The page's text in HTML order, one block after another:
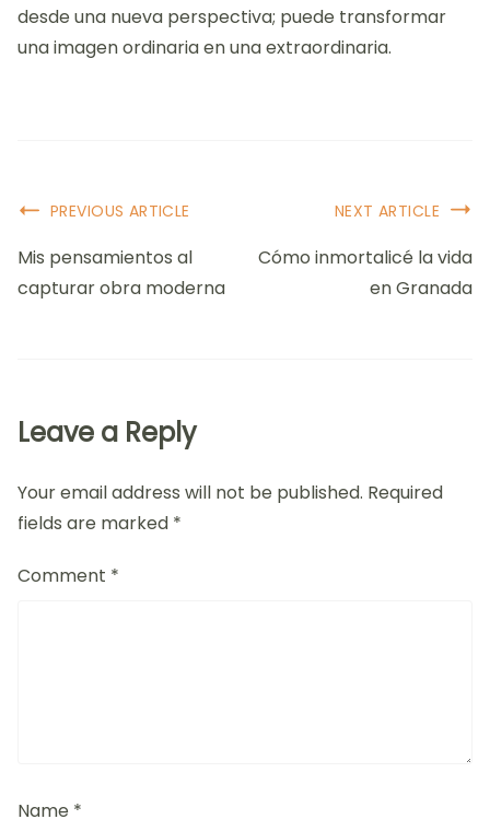
desde una nueva perspectiva; puede transformar
una imagen ordinaria en una extraordinaria.
Post
Navigation
PREVIOUS ARTICLE
Mis pensamientos al
capturar obra moderna
NEXT ARTICLE
Cómo inmortalicé la vida
en Granada
Leave a Reply
Your email address will not be published. Required
fields are marked *
Comment *
Name *